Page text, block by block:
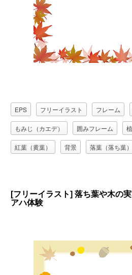
EPS フリーイラスト フレーム
もみじ（カエデ） 囲みフレーム
紅葉（黄葉） 背景 落葉（落ち葉）
[フリーイラスト] 落ち葉や木の
アハ体験